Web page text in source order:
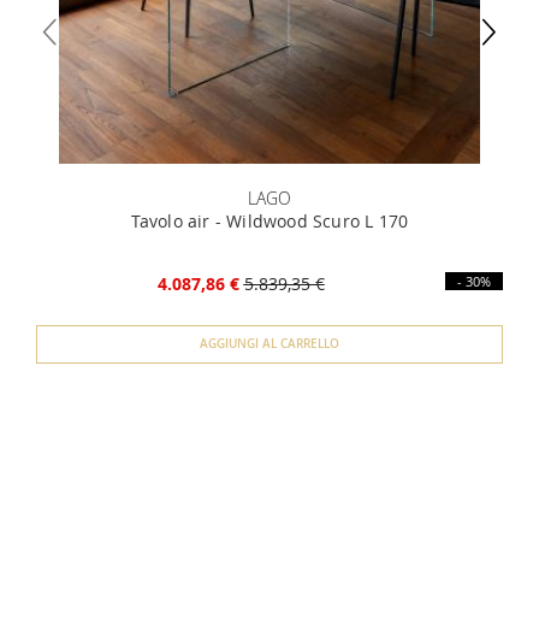
LAGO
Tavolo air - Wildwood Scuro L 170
4.087,86 € 5.839,35 € - 30%
AGGIUNGI AL CARRELLO